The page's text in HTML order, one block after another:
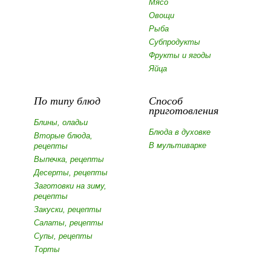
Мясо
Овощи
Рыба
Субпродукты
Фрукты и ягоды
Яйца
По типу блюд
Блины, оладьи
Вторые блюда,
рецепты
Выпечка, рецепты
Десерты, рецепты
Заготовки на зиму,
рецепты
Закуски, рецепты
Салаты, рецепты
Супы, рецепты
Торты
Способ
приготовления
Блюда в духовке
В мультиварке